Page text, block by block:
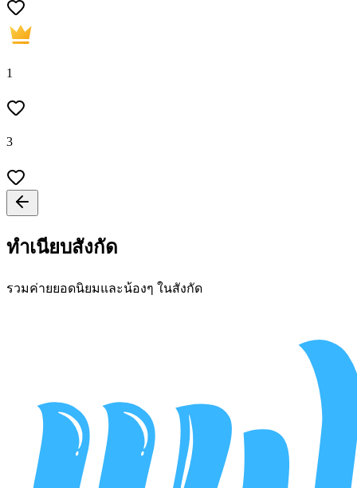
1
3
ทำเนียบสังกัด
รวมค่ายยอดนิยมและน้องๆ ในสังกัด